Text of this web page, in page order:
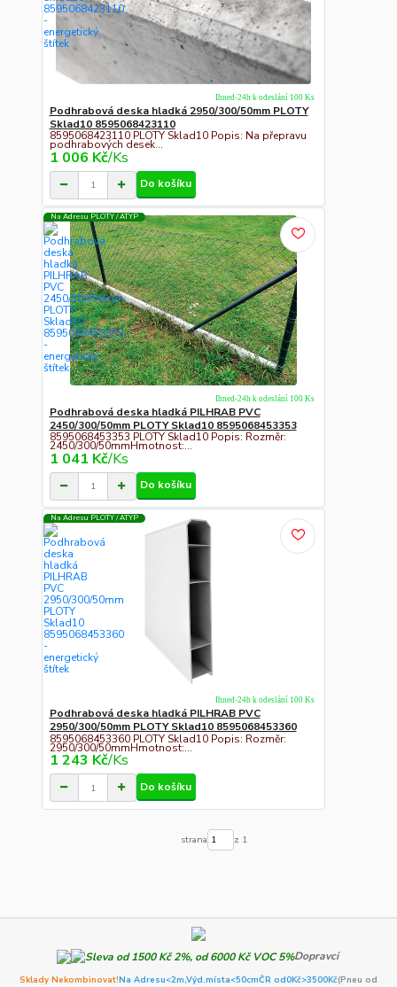
Podhrabová deska hladká 2950/300/50mm PLOTY
Sklad10 8595068423110
8595068423110 PLOTY Sklad10 Popis: Na přepravu
podhrabových desek...
1 006 Kč/Ks
Ihned-24h k odeslání 100 Ks
Do košíku
Na Adresu PLOTY / ATYP
Podhrabová deska hladká PILHRAB PVC
2450/300/50mm PLOTY Sklad10 8595068453353
8595068453353 PLOTY Sklad10 Popis: Rozměr:
2450/300/50mmHmotnost:...
1 041 Kč/Ks
Ihned-24h k odeslání 100 Ks
Do košíku
Na Adresu PLOTY / ATYP
Podhrabová deska hladká PILHRAB PVC
2950/300/50mm PLOTY Sklad10 8595068453360
8595068453360 PLOTY Sklad10 Popis: Rozměr:
2950/300/50mmHmotnost:...
1 243 Kč/Ks
Ihned-24h k odeslání 100 Ks
Do košíku
strana z 1
Dopravci
Sklady Nekombinovat!Na Adresu<2m,Výd.místa<50cmČR od0Kč>3500Kč(Pneu od